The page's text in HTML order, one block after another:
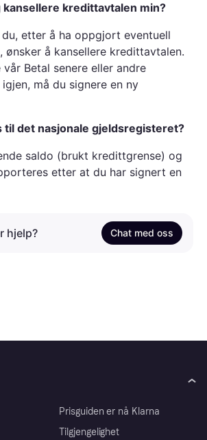
kansellere kredittavtalen min?
etter å ha oppgjort eventuell
ønsker å kansellere kredittavtalen.
Betal senere eller andre
må du signere en ny
til det nasjonale gjeldsregisteret?
saldo (brukt kredittgrense) og
etter at du har signert en
hjelp? Chat med oss
Prisguiden er nå Klarna
Tilgjengelighet